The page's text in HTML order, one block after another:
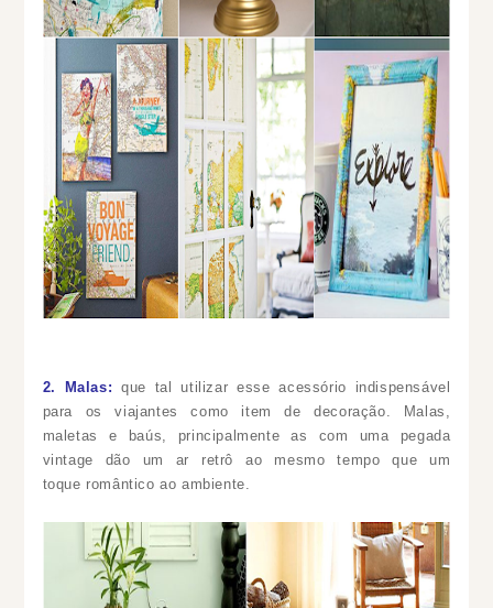
2. Malas: que tal utilizar esse acessório indispensável
para os viajantes como item de decoração. Malas,
maletas e baús, principalmente as com uma pegada
vintage dão um ar retrô ao mesmo tempo que um
toque romântico ao ambiente.